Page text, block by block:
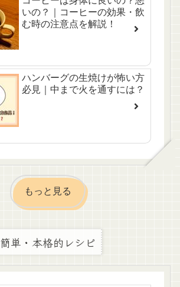
いの？｜コーヒーの効果・飲
む時の注意点を解説！
ハンバーグの生焼けが怖い方
必見｜中まで火を通すには？
もっと見る
簡単・本格的レシピ